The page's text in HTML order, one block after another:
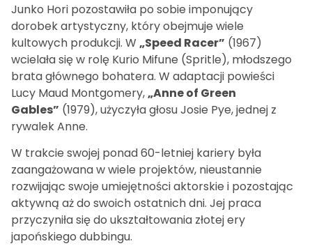
Junko Hori pozostawiła po sobie imponujący
dorobek artystyczny, który obejmuje wiele
kultowych produkcji. W „Speed Racer” (1967)
wcielała się w rolę Kurio Mifune (Spritle), młodszego
brata głównego bohatera. W adaptacji powieści
Lucy Maud Montgomery,„Anne of Green
Gables” (1979), użyczyła głosu Josie Pye, jednej z
rywalek Anne.
W trakcie swojej ponad 60-letniej kariery była
zaangażowana w wiele projektów, nieustannie
rozwijając swoje umiejętności aktorskie i pozostając
aktywną aż do swoich ostatnich dni. Jej praca
przyczyniła się do ukształtowania złotej ery
japońskiego dubbingu.